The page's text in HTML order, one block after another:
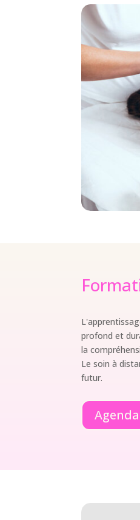
profond et
la
Le soin à
futur.
Agenda